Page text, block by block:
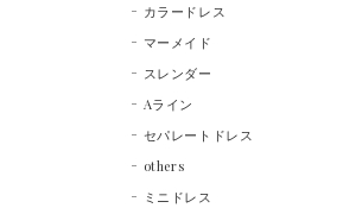
カラードレス
マーメイド
スレンダー
Aライン
セパレートドレス
others
ミニドレス